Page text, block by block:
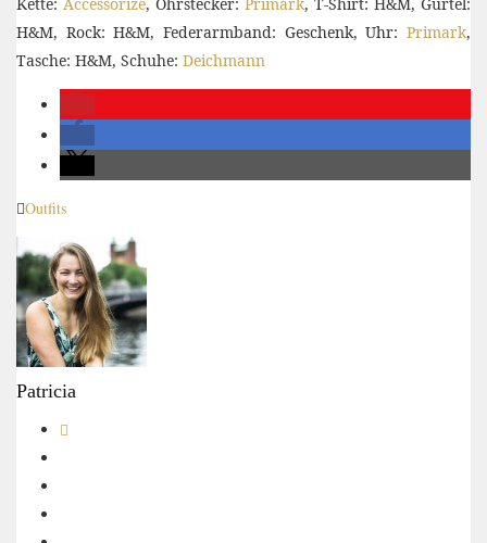
H&M, Rock: H&M, Federarmband: Geschenk, Uhr: Primark,
Tasche: H&M, Schuhe: Deichmann
Outfits
Patricia